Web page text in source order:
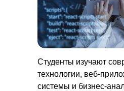
Студенты изучают
технологии, веб-
системы и бизнес-